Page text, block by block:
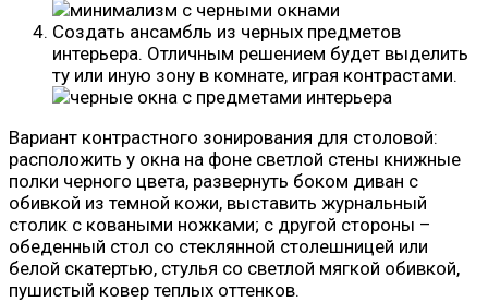
Создать ансамбль из черных предметов
интерьера. Отличным решением будет выделить
ту или иную зону в комнате, играя контрастами.
Вариант контрастного зонирования для столовой:
расположить у окна на фоне светлой стены книжные
полки черного цвета, развернуть боком диван с
обивкой из темной кожи, выставить журнальный
столик с коваными ножками; с другой стороны –
обеденный стол со стеклянной столешницей или
белой скатертью, стулья со светлой мягкой обивкой,
пушистый ковер теплых оттенков.